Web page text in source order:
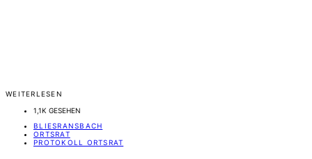
WEITERLESEN
1,1K GESEHEN
BLIESRANSBACH
ORTSRAT
PROTOKOLL ORTSRAT